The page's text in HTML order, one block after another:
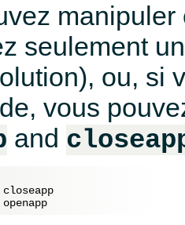
seulement
ou, si
vous
and
$ php cmd.php openapp